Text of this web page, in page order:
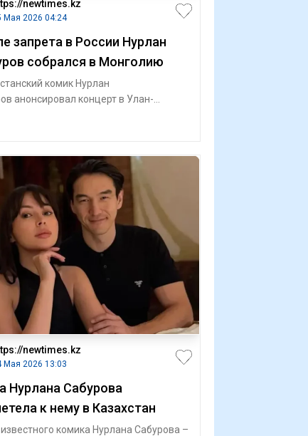
newtimes.kz
Мая 2026 04:24
запрета в России Нурлан
собрался в Монголию
комик Нурлан
анонсировал концерт в Улан-
newtimes.kz
Мая 2026 13:03
Нурлана Сабурова
к нему в Казахстан
комика Нурлана Сабурова –